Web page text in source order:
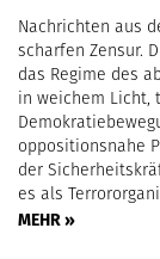
Nachrichten aus
scharfen Zensur.
das Regime des
in weichem Licht,
oppositionsnahe
der
es als
MEHR »